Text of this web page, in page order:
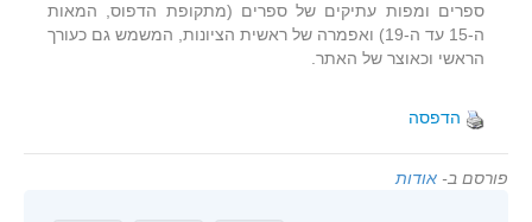
ספרים ומפות עתיקים של ספרים (מתקופת הדפוס, המאות
ה-15 עד ה-19) ואפמרה של ראשית הציונות, המשמש גם כעורך
הראשי וכאוצר של האתר.
הדפסה
פורסם ב- אודות